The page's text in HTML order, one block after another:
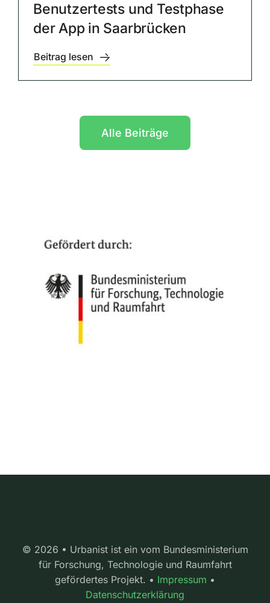
Benutzertests und Testphase
der App in Saarbrücken
Beitrag lesen
Alle Beiträge
© 2026 • Urbanist ist ein vom Bundesministerium
für Forschung, Technologie und Raumfahrt
gefördertes Projekt. • Impressum •
Datenschutzerklärung